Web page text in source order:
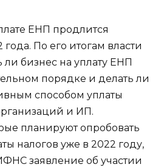
ЕНП продлится
По его итогам власти
ли бизнес на уплату ЕНП
порядке и делать ли
способом уплаты
и ИП.
планируют опробовать
налогов уже в 2022 году,
заявление об участии